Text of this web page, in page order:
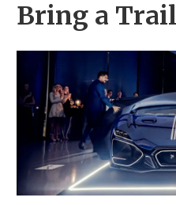
Bring a